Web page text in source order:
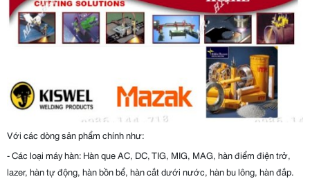
Với các dòng sản phẩm chính như:
- Các loại máy hàn: Hàn que AC, DC, TIG, MIG, MAG, hàn điểm điện trở,
lazer, hàn tự động, hàn bồn bể, hàn cắt dưới nước, hàn bu lông, hàn đắp.